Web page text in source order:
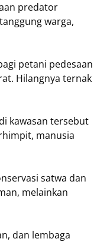
predator
warga,
petani pedesaan
Hilangnya ternak
kawasan tersebut
manusia
satwa dan
melainkan
dan lembaga